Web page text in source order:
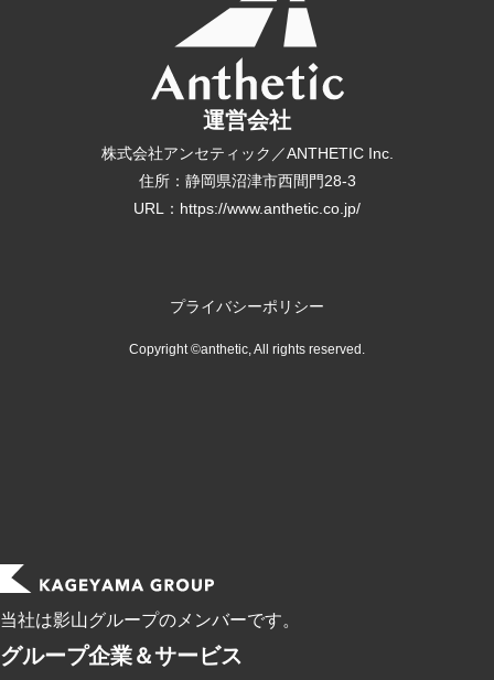
運営会社
株式会社アンセティック／ANTHETIC Inc.
住所：静岡県沼津市西間門28-3
URL： https://www.anthetic.co.jp/
プライバシーポリシー
Copyright ©anthetic, All rights reserved.
当社は影山グループのメンバーです。
グループ企業＆サービス